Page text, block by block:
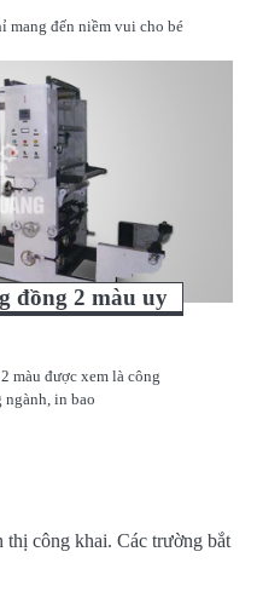
mang đến niềm vui cho bé
đồng 2 màu uy
màu được xem là công
ngành, in bao
thị công khai. Các trường bắt